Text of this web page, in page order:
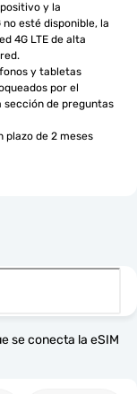
y la
esté disponible, la
4G LTE de alta
y tabletas
por el
sección de preguntas
plazo de 2 meses
se conecta la eSIM